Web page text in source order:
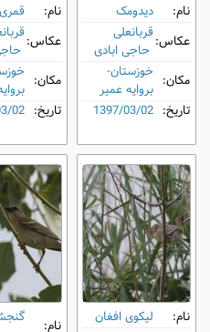
نام:
دیدومک
عکاس:قربانعلی
حاجی ابادی
مکان: خوزستان-
بروایه عمیر
تاریخ: 1397/03/02
نام:
عکاس:
مکان:
تاریخ: 02
نام:
لیکوی افغان
نام: